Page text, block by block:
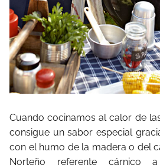
Cuando cocinamos al calor de
consigue un sabor especial
con el humo de la madera o del
Norteño referente cárnico